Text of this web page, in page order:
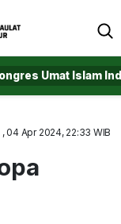
Umat Islam
04 Apr 2024, 22:33 WIB